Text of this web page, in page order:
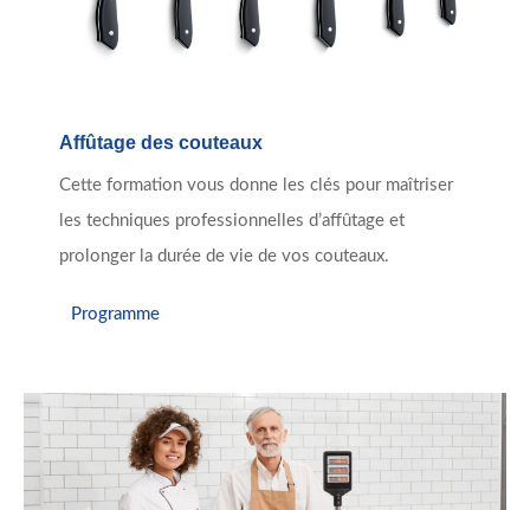
Affûtage des couteaux
Cette formation vous donne les clés pour maîtriser
les techniques professionnelles d’affûtage et
prolonger la durée de vie de vos couteaux.
Programme